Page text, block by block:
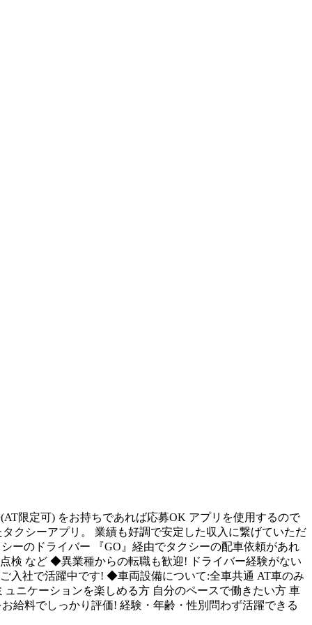
限定可) をお持ちであれば応募OK アプリを使用するので
クシーアプリ。 業績も好調で安定した収入に繋げていただ
ーのドライバー 『GO』経由でタクシーの配車依頼があれ
検 など ◆異業種からの転職も歓迎! ドライバー経験がない
入社で活躍中です! ◆車両設備について:全車共通 AT車のみ
ニケーションを楽しめる方 自分のペースで働きたい方 車
給料でしっかり評価! 経験・年齢・性別問わず活躍できる